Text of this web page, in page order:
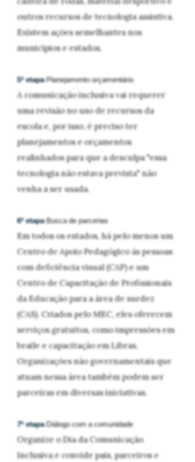
outros recursos de tecnologia assistiva.
Existem ações semelhantes nos
municípios e estados.
5ª etapaPlanejamento orçamentário
A comunicação inclusiva vai requerer
uma revisão no uso de recursos da
escola e, por isso, é preciso ter
planejamentos e orçamentos
realinhados para que a desculpa "essa
tecnologia não estava prevista" não
venha a ser usada.
6ª etapaBusca de parcerias
Em todos os estados, há pelo menos um
Centro de Apoio Pedagógico às pessoas
com deficiência visual (CAP) e um
Centro de Capacitação de Profissionais
da Educação para a área de surdez
(CAS). Criados pelo MEC, eles oferecem
serviços gratuitos, como impressões em
braile e capacitação em Libras.
Organizações não governamentais que
atuam nessa área também podem ser
parceiras em diversas iniciativas.
7ª etapaDiálogo com a comunidade
Organize o Dia da Comunicação
Inclusiva e convide pais, parceiros e